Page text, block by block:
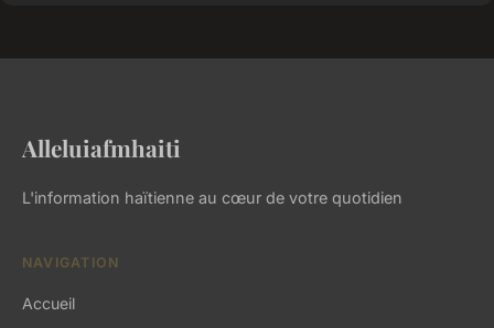
Alleluiafmhaiti
L'information haïtienne au cœur de votre quotidien
NAVIGATION
Accueil